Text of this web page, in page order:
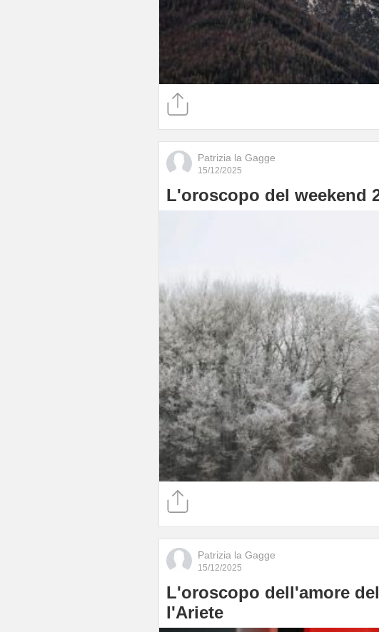
Patrizia la Gagge
15/12/2025
L'oroscopo del weekend
Patrizia la Gagge
15/12/2025
L'oroscopo dell'amore
l'Ariete